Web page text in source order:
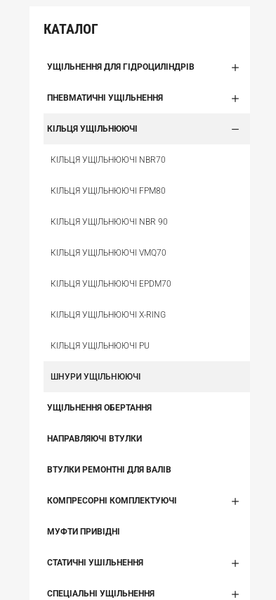
КАТАЛОГ
УЩІЛЬНЕННЯ ДЛЯ ГІДРОЦИЛІНДРІВ
ПНЕВМАТИЧНІ УЩІЛЬНЕННЯ
КІЛЬЦЯ УЩІЛЬНЮЮЧІ
КІЛЬЦЯ УЩІЛЬНЮЮЧІ NBR70
КІЛЬЦЯ УЩІЛЬНЮЮЧІ FPM80
КІЛЬЦЯ УЩІЛЬНЮЮЧІ NBR 90
КІЛЬЦЯ УЩІЛЬНЮЮЧІ VMQ70
КІЛЬЦЯ УЩІЛЬНЮЮЧІ EPDM70
КІЛЬЦЯ УЩІЛЬНЮЮЧІ X-RING
КІЛЬЦЯ УЩІЛЬНЮЮЧІ PU
ШНУРИ УЩІЛЬНЮЮЧІ
УЩІЛЬНЕННЯ ОБЕРТАННЯ
НАПРАВЛЯЮЧІ ВТУЛКИ
ВТУЛКИ РЕМОНТНІ ДЛЯ ВАЛІВ
КОМПРЕСОРНІ КОМПЛЕКТУЮЧІ
МУФТИ ПРИВІДНІ
СТАТИЧНІ УШІЛЬНЕННЯ
СПЕЦІАЛЬНІ УЩІЛЬНЕННЯ